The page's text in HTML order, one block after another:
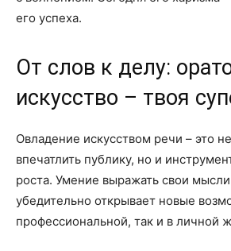
его успеха.
От слов к делу:
искусство – твоя
Овладение искусством речи – это
впечатлить публику, но и
роста. Умение выражать свои
убедительно открывает новые
профессиональной, так и в личной